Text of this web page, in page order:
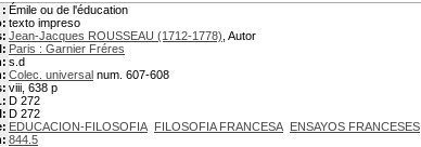
: Émile ou de l'éducation
texto impreso
Jean-Jacques ROUSSEAU (1712-1778) , Autor
Paris : Garnier Fréres
s.d
Colec. universal num. 607-608
viii, 638 p
D 272
D 272
EDUCACION-FILOSOFIA FILOSOFIA FRANCESA ENSAYOS FRANCESES
844.5